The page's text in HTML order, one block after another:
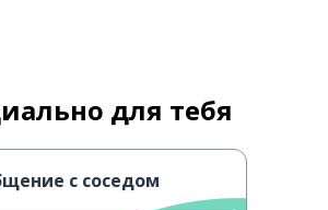
для тебя
с соседом